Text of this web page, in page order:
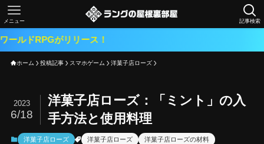
記事検索
メニュー
ホーム 投稿記事 スマホゲーム 洋菓子店ローズ
洋菓子店ローズ：「ミント」の入
手方法と使用料理
2023
6/18
洋菓子店ローズ 洋菓子店ローズ 洋菓子店ローズの材料